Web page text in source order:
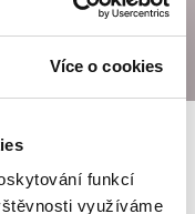
Více o cookies
funkcí
využíváme